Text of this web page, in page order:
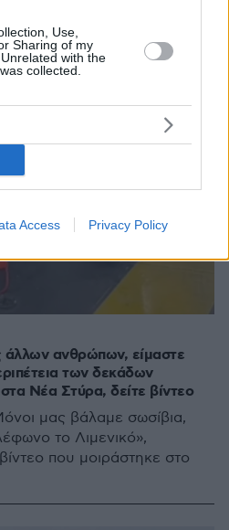
Use,
Sharing of my
with the
collected.
Access Privacy Policy
άλλων ανθρώπων, είμαστε
των δεκάδων
Νέα Στύρα, δείτε βίντεο
μας βάλαμε σωσίβια,
το Λιμενικό»,
που μοιράστηκε στο